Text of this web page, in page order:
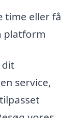
time eller få
platform
dit
service,